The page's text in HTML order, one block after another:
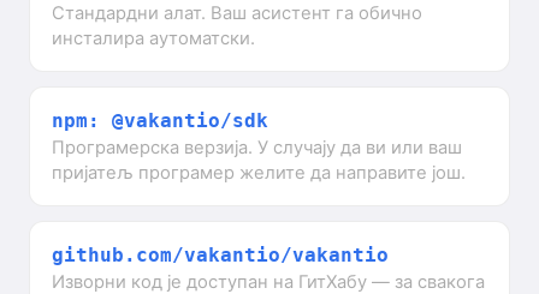
Стандардни алат. Ваш асистент га обично
инсталира аутоматски.
npm: @vakantio/sdk
Програмерска верзија. У случају да ви или ваш
пријатељ програмер желите да направите још.
github.com/vakantio/vakantio
Изворни код је доступан на ГитХабу — за свакога